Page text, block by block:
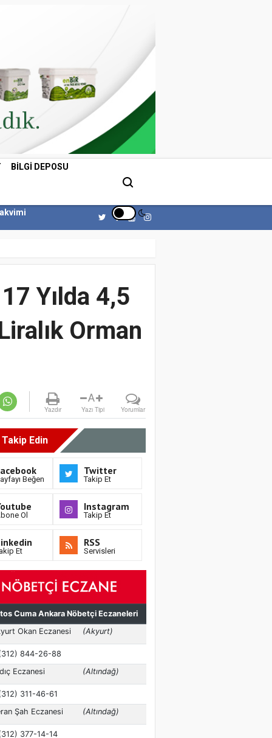
BILGI DEPOSU
Yılda 4,5
Orman
Yazdır
A
Yazı Tipi Yorumlar
Edin
Beğen
Twitter
Takip Et
Ol
Instagram
Takip Et
Et
RSS
Servisleri